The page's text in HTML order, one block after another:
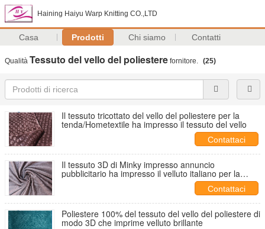
Haining Haiyu Warp Knitting CO.,LTD
Casa Prodotti Chi siamo Contatti
Qualità Tessuto del vello del poliestere fornitore. (25)
Il tessuto tricottato del vello del poliestere per la
tenda/Hometextile ha impresso il tessuto del vello
Contattaci
Il tessuto 3D di Minky impresso annuncio
pubblicitario ha impresso il velluto italiano per la
Contattaci
Poliestere 100% del tessuto del vello del poliestere di
modo 3D che imprime velluto brillante